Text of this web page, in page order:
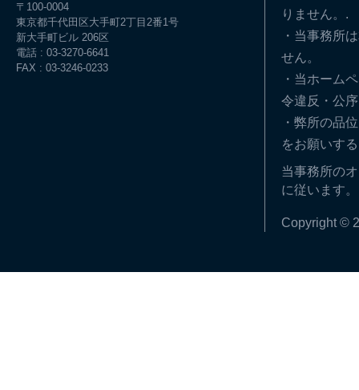
〒100-0004
東京都千代田区大手町2丁目2番1号
新大手町ビル 206区
電話 : 03-3270-6641
FAX : 03-3246-0233
りません。.
・当事務所
せん。
・当ホーム
令違反・公
・弊所の品
をお願いす
当事務所の
に従います。
Copyright ©